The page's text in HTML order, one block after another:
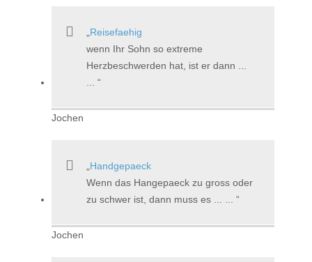
Reisefaehig
wenn Ihr Sohn so extreme
Herzbeschwerden hat, ist er dann ...
Jochen
Handgepaeck
Wenn das Hangepaeck zu gross oder
zu schwer ist, dann muss es ... ...
Jochen